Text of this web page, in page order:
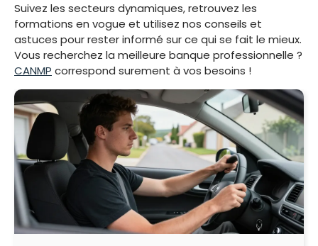
Suivez les secteurs dynamiques, retrouvez les
formations en vogue et utilisez nos conseils et
astuces pour rester informé sur ce qui se fait le mieux.
Vous recherchez la meilleure banque professionnelle ?
CANMP correspond surement à vos besoins !